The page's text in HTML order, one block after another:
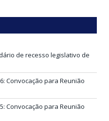
de recesso legislativo de
Convocação para Reunião
Convocação para Reunião